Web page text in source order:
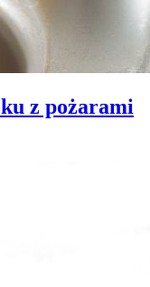
z pożarami